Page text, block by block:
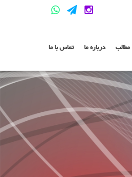
مطالب درباره ما تماس با ما